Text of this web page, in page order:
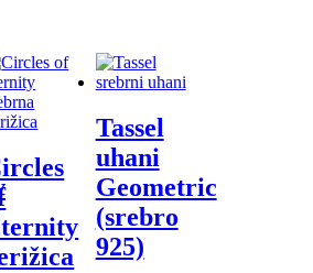
Tassel
uhani
Geometric
(srebro
925)